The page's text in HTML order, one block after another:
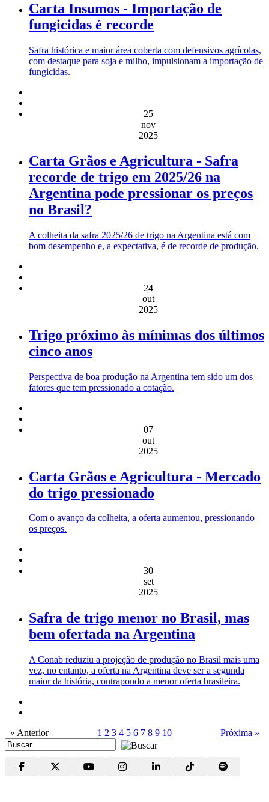
Carta Insumos - Importação de
fungicidas é recorde
Safra histórica e maior área coberta com defensivos agrícolas,
com destaque para soja e milho, impulsionam a importação de
fungicidas.
25
nov
2025
Carta Grãos e Agricultura - Safra
recorde de trigo em 2025/26 na
Argentina pode pressionar os preços
no Brasil?
A colheita da safra 2025/26 de trigo na Argentina está com
bom desempenho e, a expectativa, é de recorde de produção.
24
out
2025
Trigo próximo às mínimas dos últimos
cinco anos
Perspectiva de boa produção na Argentina tem sido um dos
fatores que tem pressionado a cotação.
07
out
2025
Carta Grãos e Agricultura - Mercado
do trigo pressionado
Com o avanço da colheita, a oferta aumentou, pressionando
os preços.
30
set
2025
Safra de trigo menor no Brasil, mas
bem ofertada na Argentina
A Conab reduziu a projeção de produção no Brasil mais uma
vez, no entanto, a oferta na Argentina deve ser a segunda
maior da história, contrapondo a menor oferta brasileira.
« Anterior 1 2 3 4 5 6 7 8 9 10 Próxima »